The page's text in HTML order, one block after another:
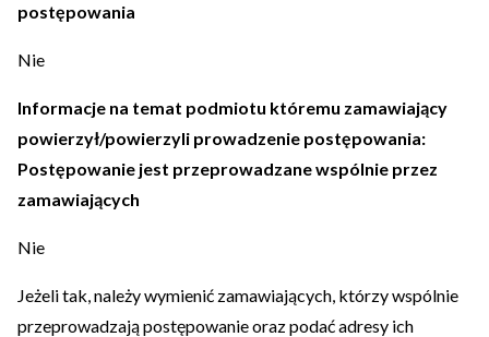
postępowania
Nie
Informacje na temat podmiotu któremu zamawiający
powierzył/powierzyli prowadzenie postępowania:
Postępowanie jest przeprowadzane wspólnie przez
zamawiających
Nie
Jeżeli tak, należy wymienić zamawiających, którzy wspólnie
przeprowadzają postępowanie oraz podać adresy ich